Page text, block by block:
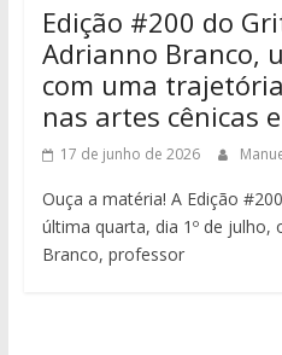
Edição #200 do
Adrianno Branco,
com uma
nas artes cênicas
17 de junho de 2026
Ouça a matéria! A Edição
última quarta, dia 1º de julho,
Branco, professor